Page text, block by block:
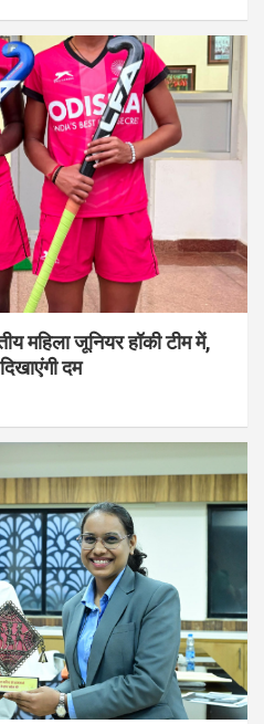
महिला जूनियर हॉकी टीम में,
दम